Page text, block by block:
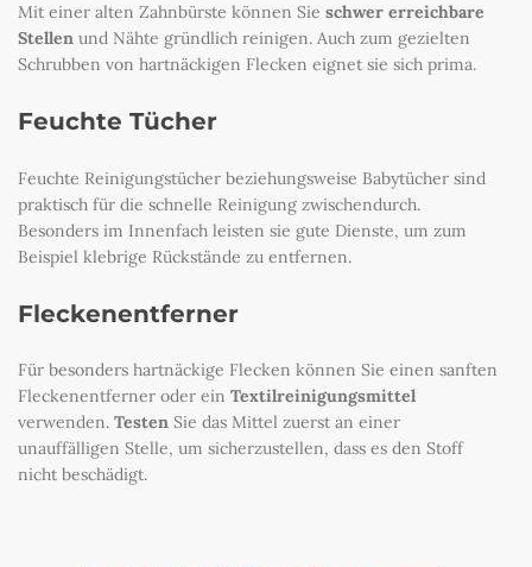
Mit einer alten Zahnbürste können Sie schwer erreichbare
Stellen und Nähte gründlich reinigen. Auch zum gezielten
Schrubben von hartnäckigen Flecken eignet sie sich prima.
Feuchte Tücher
Feuchte Reinigungstücher beziehungsweise Babytücher sind
praktisch für die schnelle Reinigung zwischendurch.
Besonders im Innenfach leisten sie gute Dienste, um zum
Beispiel klebrige Rückstände zu entfernen.
Fleckenentferner
Für besonders hartnäckige Flecken können Sie einen sanften
Fleckenentferner oder ein Textilreinigungsmittel
verwenden. Testen Sie das Mittel zuerst an einer
unauffälligen Stelle, um sicherzustellen, dass es den Stoff
nicht beschädigt.